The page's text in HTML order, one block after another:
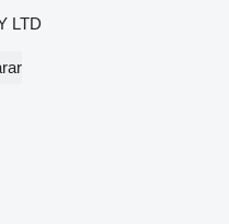
LTD